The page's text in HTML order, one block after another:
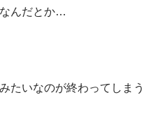
んだとか…
たいなのが終わってしまう